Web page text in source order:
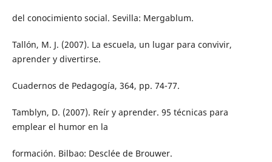
del conocimiento social. Sevilla: Mergablum.
Tallón, M. J. (2007). La escuela, un lugar para convivir,
aprender y divertirse.
Cuadernos de Pedagogía, 364, pp. 74-77.
Tamblyn, D. (2007). Reír y aprender. 95 técnicas para
emplear el humor en la
formación. Bilbao: Desclée de Brouwer.